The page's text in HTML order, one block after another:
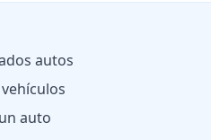
autos
auto